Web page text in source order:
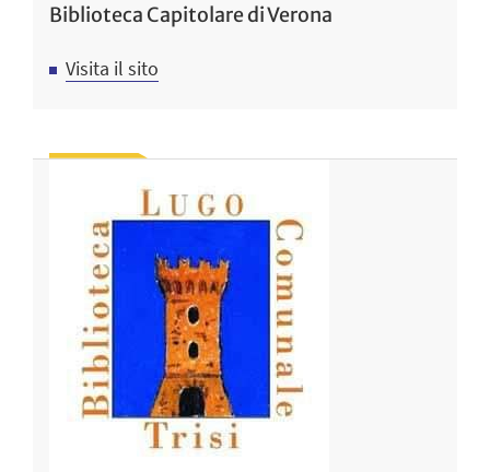
Biblioteca Capitolare di Verona
Visita il sito